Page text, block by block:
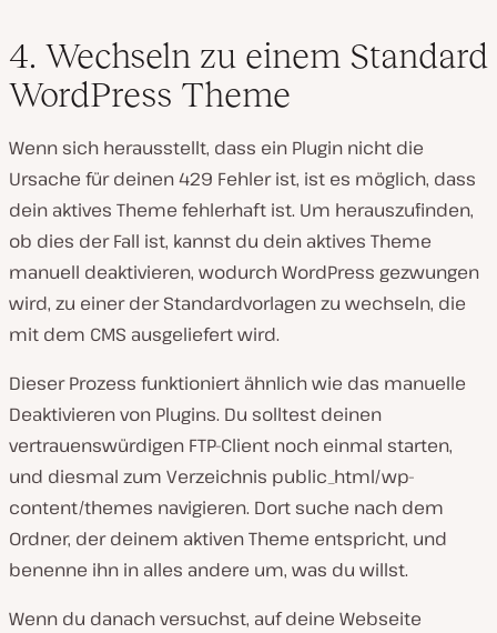
4. Wechseln zu einem Standard
WordPress Theme
Wenn sich herausstellt, dass ein Plugin nicht die
Ursache für deinen 429 Fehler ist, ist es möglich, dass
dein aktives Theme fehlerhaft ist. Um herauszufinden,
ob dies der Fall ist, kannst du dein aktives Theme
manuell deaktivieren, wodurch WordPress gezwungen
wird, zu einer der Standardvorlagen zu wechseln, die
mit dem CMS ausgeliefert wird.
Dieser Prozess funktioniert ähnlich wie das manuelle
Deaktivieren von Plugins. Du solltest deinen
vertrauenswürdigen FTP-Client noch einmal starten,
und diesmal zum Verzeichnis public_html/wp-
content/themes navigieren. Dort suche nach dem
Ordner, der deinem aktiven Theme entspricht, und
benenne ihn in alles andere um, was du willst.
Wenn du danach versuchst, auf deine Webseite